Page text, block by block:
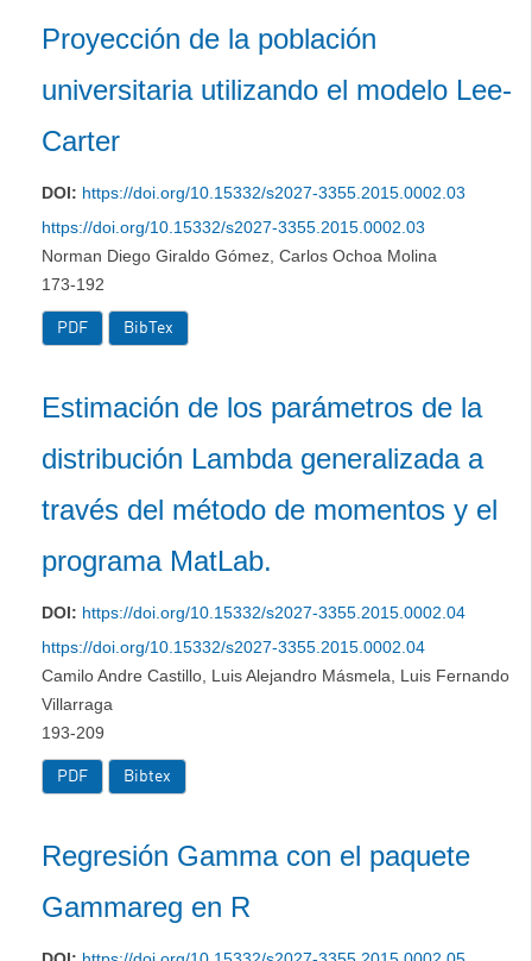
Proyección de la población
universitaria utilizando el modelo Lee-
Carter
DOI: https://doi.org/10.15332/s2027-3355.2015.0002.03
https://doi.org/10.15332/s2027-3355.2015.0002.03
Norman Diego Giraldo Gómez, Carlos Ochoa Molina
173-192
PDF BibTex
Estimación de los parámetros de la
distribución Lambda generalizada a
través del método de momentos y el
programa MatLab.
DOI: https://doi.org/10.15332/s2027-3355.2015.0002.04
https://doi.org/10.15332/s2027-3355.2015.0002.04
Camilo Andre Castillo, Luis Alejandro Másmela, Luis Fernando
Villarraga
193-209
PDF Bibtex
Regresión Gamma con el paquete
Gammareg en R